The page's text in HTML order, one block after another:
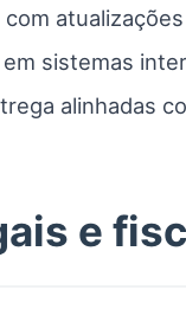
sistemas
alinhadas
e